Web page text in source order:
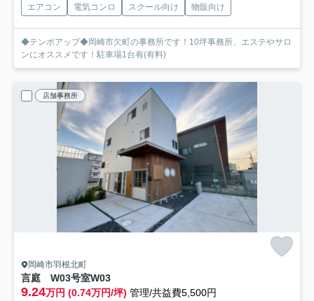
エアコン 電気コンロ スクール向け 物販向け
◆テンポアップ◆岡崎市欠町の事務所です！10坪事務所、エステやサロ
ンにオススメです！駐車場1台有(有料)
店舗事務所
岡崎市羽根北町
言庭 W03号室W03
9.24万円 (0.74万円/坪) 管理/共益費5,500円